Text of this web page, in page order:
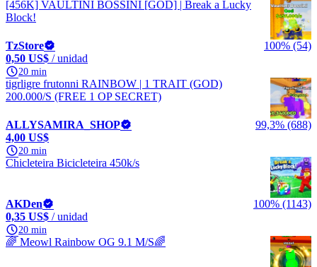
[456K] VAULTINI BOSSINI [GOD] | Break a Lucky
Block!
TzStore
100% (54)
0,50 US$ / unidad
20 min
tigrligre frutonni RAINBOW | 1 TRAIT (GOD)
200.000/S (FREE 1 OP SECRET)
ALLYSAMIRA_SHOP
99,3% (688)
4,00 US$
20 min
Chicleteira Bicicleteira 450k/s
AKDen
100% (1143)
0,35 US$ / unidad
20 min
🌈 Meowl Rainbow OG 9.1 M/S🌈